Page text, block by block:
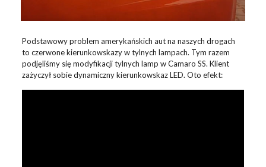
Podstawowy problem amerykańskich aut na naszych drogach
to czerwone kierunkowskazy w tylnych lampach. Tym razem
podjęliśmy się modyfikacji tylnych lamp w Camaro SS. Klient
zażyczył sobie dynamiczny kierunkowskaz LED. Oto efekt: